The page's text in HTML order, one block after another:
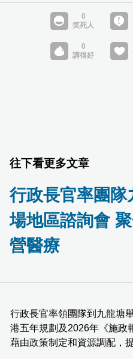
往下看更多文章
行政長官率團
場地區諮詢會
營醫療
行政長官率領團隊到九龍塘
港五年規劃及2026年《施政
藉由政策制定和資源調配，